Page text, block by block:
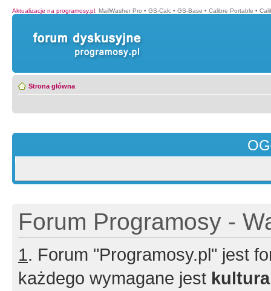
Aktualizacje na programosy.pl: MailWasher Pro • GS-Calc • GS-Base • Calibre Portable •
Strona główna
Forum Programosy -
1. Forum "Programosy.pl" jest
każdego wymagane jest